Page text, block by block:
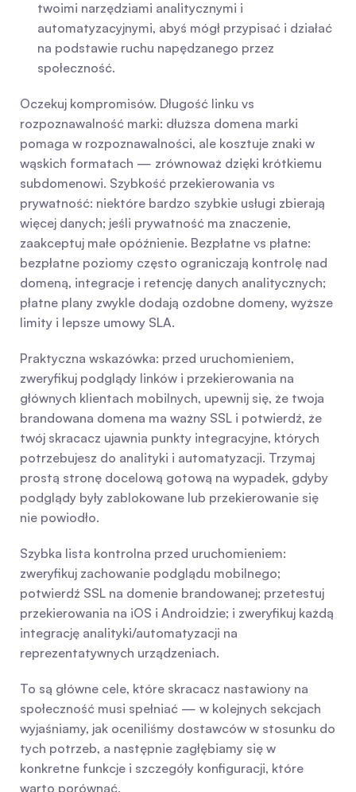
twoimi narzędziami analitycznymi i
automatyzacyjnymi, abyś mógł przypisać i działać
na podstawie ruchu napędzanego przez
społeczność.
Oczekuj kompromisów. Długość linku vs
rozpoznawalność marki: dłuższa domena marki
pomaga w rozpoznawalności, ale kosztuje znaki w
wąskich formatach — zrównoważ dzięki krótkiemu
subdomenowi. Szybkość przekierowania vs
prywatność: niektóre bardzo szybkie usługi zbierają
więcej danych; jeśli prywatność ma znaczenie,
zaakceptuj małe opóźnienie. Bezpłatne vs płatne:
bezpłatne poziomy często ograniczają kontrolę nad
domeną, integracje i retencję danych analitycznych;
płatne plany zwykle dodają ozdobne domeny, wyższe
limity i lepsze umowy SLA.
Praktyczna wskazówka: przed uruchomieniem,
zweryfikuj podglądy linków i przekierowania na
głównych klientach mobilnych, upewnij się, że twoja
brandowana domena ma ważny SSL i potwierdź, że
twój skracacz ujawnia punkty integracyjne, których
potrzebujesz do analityki i automatyzacji. Trzymaj
prostą stronę docelową gotową na wypadek, gdyby
podglądy były zablokowane lub przekierowanie się
nie powiodło.
Szybka lista kontrolna przed uruchomieniem:
zweryfikuj zachowanie podglądu mobilnego;
potwierdź SSL na domenie brandowanej; przetestuj
przekierowania na iOS i Androidzie; i zweryfikuj każdą
integrację analityki/automatyzacji na
reprezentatywnych urządzeniach.
To są główne cele, które skracacz nastawiony na
społeczność musi spełniać — w kolejnych sekcjach
wyjaśniamy, jak oceniliśmy dostawców w stosunku do
tych potrzeb, a następnie zagłębiamy się w
konkretne funkcje i szczegóły konfiguracji, które
warto porównać.